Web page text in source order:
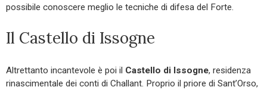
possibile conoscere meglio le tecniche di difesa del Forte.
Il Castello di Issogne
Altrettanto incantevole è poi il Castello di Issogne, residenza
rinascimentale dei conti di Challant. Proprio il priore di Sant’Orso,